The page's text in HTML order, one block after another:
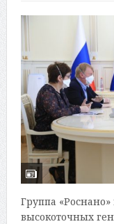
Группа
высокоточных